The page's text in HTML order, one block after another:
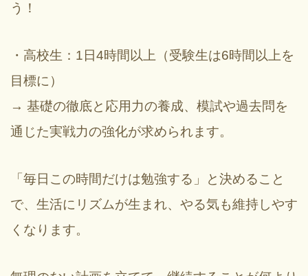
う！
・高校生：1日4時間以上（受験生は6時間以上を
目標に）
→ 基礎の徹底と応用力の養成、模試や過去問を
通じた実戦力の強化が求められます。
「毎日この時間だけは勉強する」と決めること
で、生活にリズムが生まれ、やる気も維持しやす
くなります。